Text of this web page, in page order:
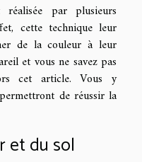
par plusieurs
cette technique leur
de la couleur à leur
et vous ne savez pas
cet article. Vous y
de réussir la
et du sol